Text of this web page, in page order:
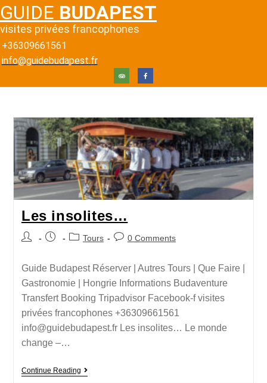
GUIDE BUDAPEST
visites privées francophones
+36309661561
info@guidebudapest.fr
Les insolites…
Tours 0 Comments
Guide Budapest Réserver | Autres Tours | Que Faire |
Gastronomie | Hongrie Informations Budaventure
Transfert Booking Tripadvisor Facebook-f visites
privées francophones +36309661561
info@guidebudapest.fr Les insolites… Le monde
change –…
Continue Reading